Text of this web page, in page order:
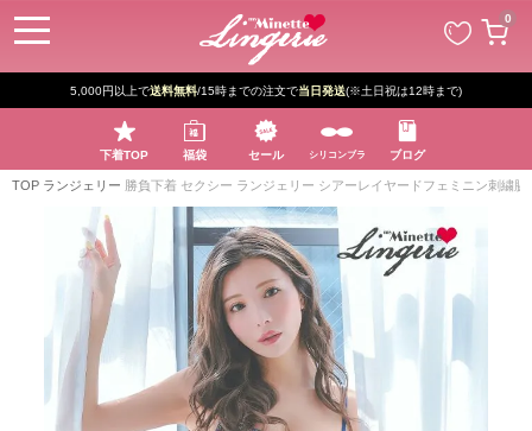
0
5,000円以上で送料無料/15時までの注文で当日発送(※土日祝は12時まで)
下着TOP 福袋 セール シリコンブラ ブログ
TOP ランジェリー 勝負下着 セクシー ランジェリー シアーレイヤードフェミニン刺繍
ペー
ジト